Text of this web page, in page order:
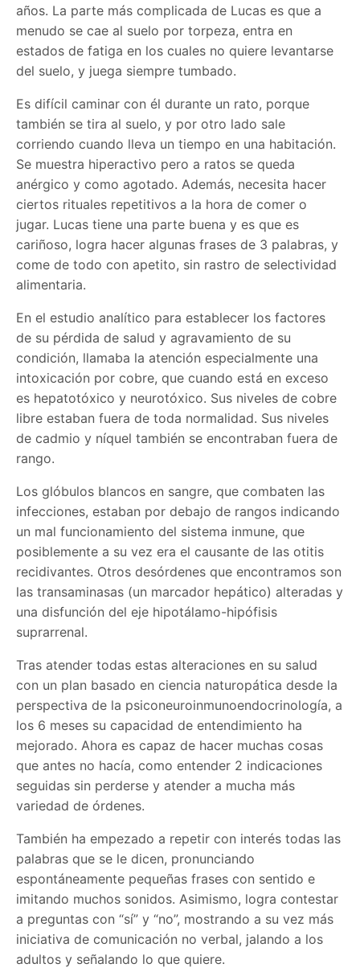
años. La parte más complicada de Lucas es que a
menudo se cae al suelo por torpeza, entra en
estados de fatiga en los cuales no quiere levantarse
del suelo, y juega siempre tumbado.
Es difícil caminar con él durante un rato, porque
también se tira al suelo, y por otro lado sale
corriendo cuando lleva un tiempo en una habitación.
Se muestra hiperactivo pero a ratos se queda
anérgico y como agotado. Además, necesita hacer
ciertos rituales repetitivos a la hora de comer o
jugar. Lucas tiene una parte buena y es que es
cariñoso, logra hacer algunas frases de 3 palabras, y
come de todo con apetito, sin rastro de selectividad
alimentaria.
En el estudio analítico para establecer los factores
de su pérdida de salud y agravamiento de su
condición, llamaba la atención especialmente una
intoxicación por cobre, que cuando está en exceso
es hepatotóxico y neurotóxico. Sus niveles de cobre
libre estaban fuera de toda normalidad. Sus niveles
de cadmio y níquel también se encontraban fuera de
rango.
Los glóbulos blancos en sangre, que combaten las
infecciones, estaban por debajo de rangos indicando
un mal funcionamiento del sistema inmune, que
posiblemente a su vez era el causante de las otitis
recidivantes. Otros desórdenes que encontramos son
las transaminasas (un marcador hepático) alteradas y
una disfunción del eje hipotálamo-hipófisis
suprarrenal.
Tras atender todas estas alteraciones en su salud
con un plan basado en ciencia naturopática desde la
perspectiva de la psiconeuroinmunoendocrinología, a
los 6 meses su capacidad de entendimiento ha
mejorado. Ahora es capaz de hacer muchas cosas
que antes no hacía, como entender 2 indicaciones
seguidas sin perderse y atender a mucha más
variedad de órdenes.
También ha empezado a repetir con interés todas las
palabras que se le dicen, pronunciando
espontáneamente pequeñas frases con sentido e
imitando muchos sonidos. Asimismo, logra contestar
a preguntas con “sí” y “no”, mostrando a su vez más
iniciativa de comunicación no verbal, jalando a los
adultos y señalando lo que quiere.